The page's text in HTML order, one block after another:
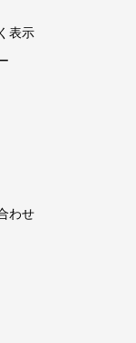
表示
わせ